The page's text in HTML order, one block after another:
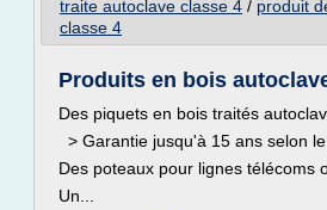
traite autoclave classe 4 / produit
classe 4
Produits en bois
Des piquets en bois traités
> Garantie jusqu'à 15 ans selon
Des poteaux pour lignes télécoms
Un...